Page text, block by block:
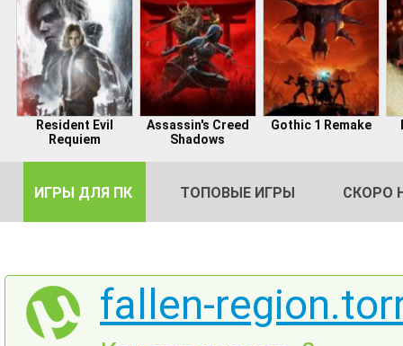
Resident Evil
Requiem
Assassin's Creed
Shadows
Gothic 1 Remake
ИГРЫ ДЛЯ ПК ТОПОВЫЕ ИГРЫ СКОРО
fallen-